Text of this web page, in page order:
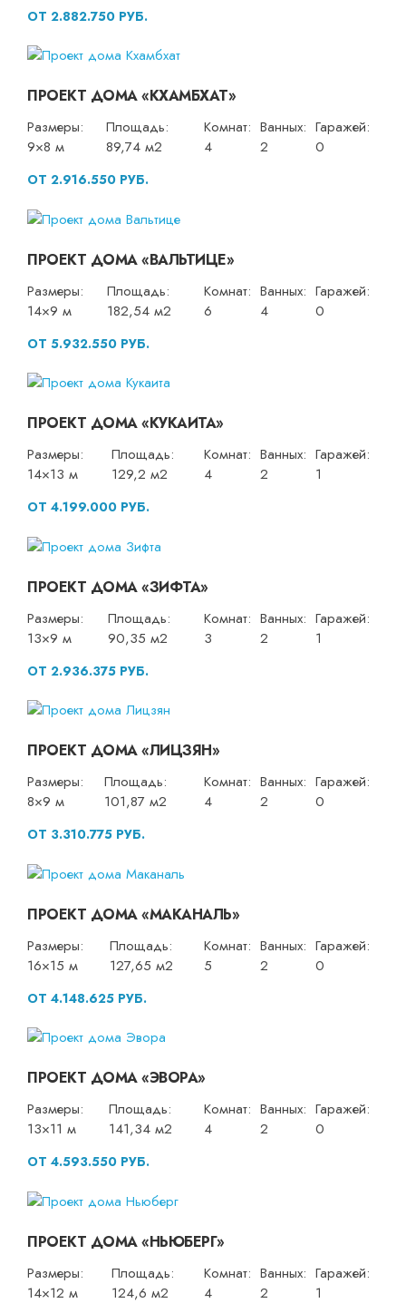
ОТ 2.882.750 РУБ.
ПРОЕКТ ДОМА «КХАМБХАТ»
Размеры:
9×8 м
Площадь:
89,74 м2
Комнат:
4
Ванных:
2
Гаражей:
0
ОТ 2.916.550 РУБ.
ПРОЕКТ ДОМА «ВАЛЬТИЦЕ»
Размеры:
14×9 м
Площадь:
182,54 м2
Комнат:
6
Ванных:
4
Гаражей:
0
ОТ 5.932.550 РУБ.
ПРОЕКТ ДОМА «КУКАИТА»
Размеры:
14×13 м
Площадь:
129,2 м2
Комнат:
4
Ванных:
2
Гаражей:
1
ОТ 4.199.000 РУБ.
ПРОЕКТ ДОМА «ЗИФТА»
Размеры:
13×9 м
Площадь:
90,35 м2
Комнат:
3
Ванных:
2
Гаражей:
1
ОТ 2.936.375 РУБ.
ПРОЕКТ ДОМА «ЛИЦЗЯН»
Размеры:
8×9 м
Площадь:
101,87 м2
Комнат:
4
Ванных:
2
Гаражей:
0
ОТ 3.310.775 РУБ.
ПРОЕКТ ДОМА «МАКАНАЛЬ»
Размеры:
16×15 м
Площадь:
127,65 м2
Комнат:
5
Ванных:
2
Гаражей:
0
ОТ 4.148.625 РУБ.
ПРОЕКТ ДОМА «ЭВОРА»
Размеры:
13×11 м
Площадь:
141,34 м2
Комнат:
4
Ванных:
2
Гаражей:
0
ОТ 4.593.550 РУБ.
ПРОЕКТ ДОМА «НЬЮБЕРГ»
Размеры:
14×12 м
Площадь:
124,6 м2
Комнат:
4
Ванных:
2
Гаражей:
1